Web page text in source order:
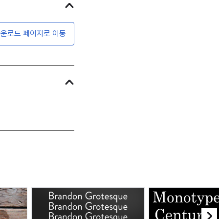
로드 페이지로 이동